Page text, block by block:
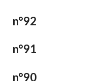
n°92
n°91
n°90